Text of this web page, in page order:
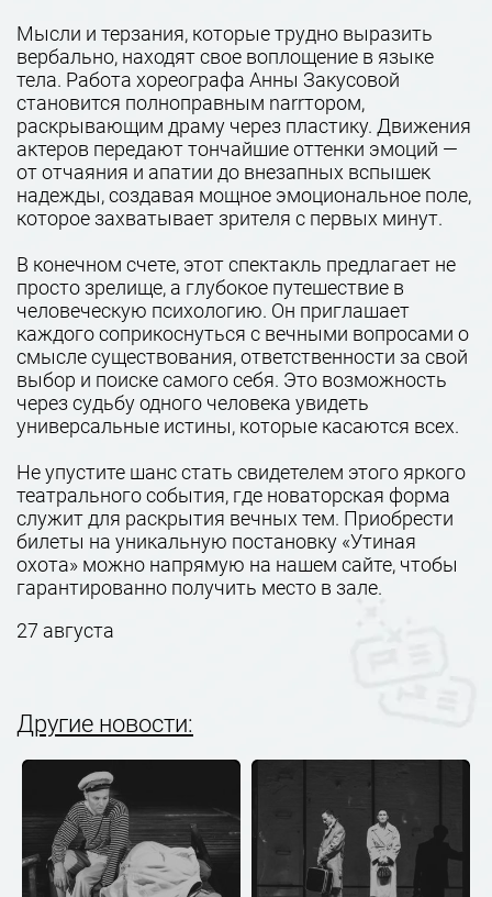
Мысли и терзания, которые трудно выразить
вербально, находят свое воплощение в языке
тела. Работа хореографа Анны Закусовой
становится полноправным narrтором,
раскрывающим драму через пластику. Движения
актеров передают тончайшие оттенки эмоций —
от отчаяния и апатии до внезапных вспышек
надежды, создавая мощное эмоциональное поле,
которое захватывает зрителя с первых минут.
В конечном счете, этот спектакль предлагает не
просто зрелище, а глубокое путешествие в
человеческую психологию. Он приглашает
каждого соприкоснуться с вечными вопросами о
смысле существования, ответственности за свой
выбор и поиске самого себя. Это возможность
через судьбу одного человека увидеть
универсальные истины, которые касаются всех.
Не упустите шанс стать свидетелем этого яркого
театрального события, где новаторская форма
служит для раскрытия вечных тем. Приобрести
билеты на уникальную постановку «Утиная
охота» можно напрямую на нашем сайте, чтобы
гарантированно получить место в зале.
27 августа
Другие новости: